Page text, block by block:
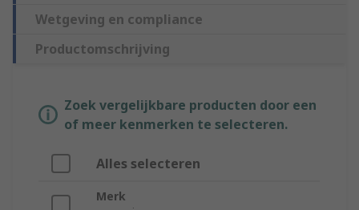
Wetgeving en compliance
Productomschrijving
Zoek vergelijkbare producten door een
of meer kenmerken te selecteren.
Alles selecteren
Merk